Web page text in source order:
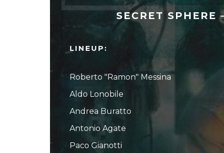
SECRET
LINEUP:
Roberto "Ramon" Messina
Aldo Lonobile
Andrea Buratto
Antonio Agate
Paco Gianotti